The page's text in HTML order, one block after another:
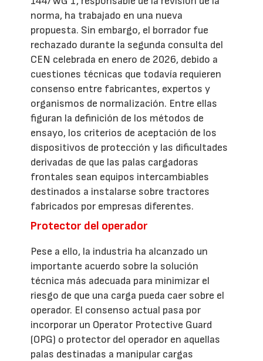
norma, ha trabajado en una nueva
propuesta. Sin embargo, el borrador fue
rechazado durante la segunda consulta del
CEN celebrada en enero de 2026, debido a
cuestiones técnicas que todavía requieren
consenso entre fabricantes, expertos y
organismos de normalización. Entre ellas
figuran la definición de los métodos de
ensayo, los criterios de aceptación de los
dispositivos de protección y las dificultades
derivadas de que las palas cargadoras
frontales sean equipos intercambiables
destinados a instalarse sobre tractores
fabricados por empresas diferentes.
Protector del operador
Pese a ello, la industria ha alcanzado un
importante acuerdo sobre la solución
técnica más adecuada para minimizar el
riesgo de que una carga pueda caer sobre el
operador. El consenso actual pasa por
incorporar un Operator Protective Guard
(OPG) o protector del operador en aquellas
palas destinadas a manipular cargas